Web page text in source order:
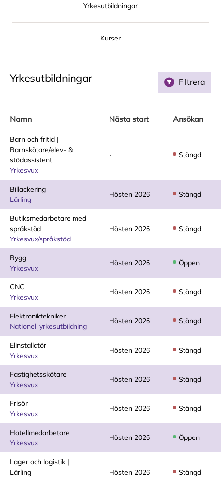
Yrkesutbildningar
Kurser
Yrkesutbildningar Filtrera
Namn Nästa start Ansökan
Barn och fritid |
Barnskötare/elev- &
stödassistent
Yrkesvux
- Stängd
Billackering
Lärling
Hösten 2026 Stängd
Butiksmedarbetare med
språkstöd
Yrkesvux/språkstöd
Hösten 2026 Stängd
Bygg
Yrkesvux
Hösten 2026 Öppen
CNC
Yrkesvux
Hösten 2026 Stängd
Elektroniktekniker
Nationell yrkesutbildning
Hösten 2026 Stängd
Elinstallatör
Yrkesvux
Hösten 2026 Stängd
Fastighetsskötare
Yrkesvux
Hösten 2026 Stängd
Frisör
Yrkesvux
Hösten 2026 Stängd
Hotellmedarbetare
Yrkesvux
Hösten 2026 Öppen
Lager och logistik |
Lärling
Hösten 2026 Stängd